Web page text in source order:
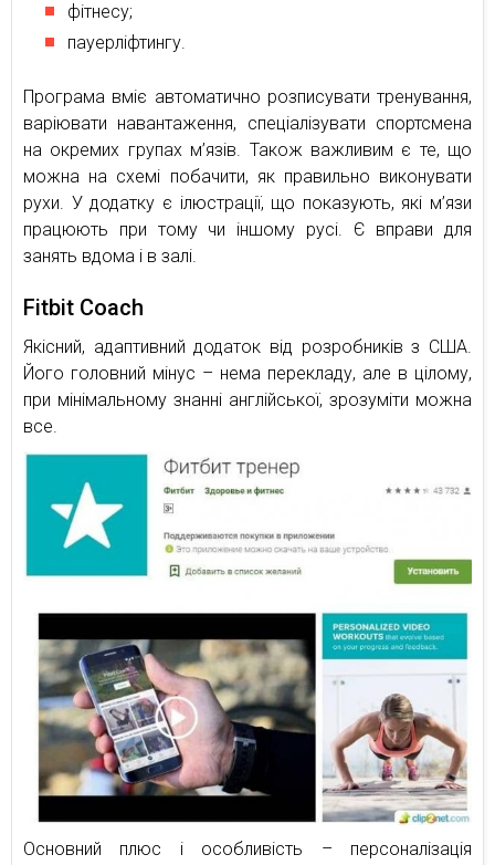
фітнесу;
пауерліфтингу.
Програма вміє автоматично розписувати тренування,
варіювати навантаження, спеціалізувати спортсмена
на окремих групах м’язів. Також важливим є те, що
можна на схемі побачити, як правильно виконувати
рухи. У додатку є ілюстрації, що показують, які м’язи
працюють при тому чи іншому русі. Є вправи для
занять вдома і в залі.
Fitbit Coach
Якісний, адаптивний додаток від розробників з США.
Його головний мінус – нема перекладу, але в цілому,
при мінімальному знанні англійської, зрозуміти можна
все.
Основний плюс і особливість – персоналізація